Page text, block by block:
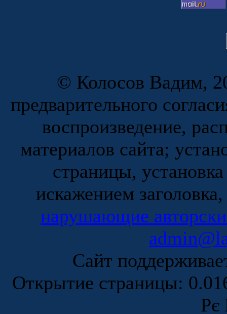
© Колосов Вадим,
предварительного
воспроизведение,
материалов сайта;
страницы,
искажением
нарушающие
Сайт
Открытие страницы:
Рє